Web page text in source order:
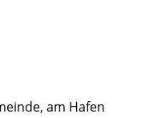
am Hafen